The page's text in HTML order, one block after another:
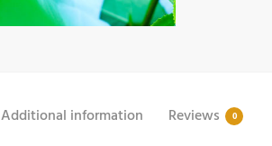
Additional information Reviews 0